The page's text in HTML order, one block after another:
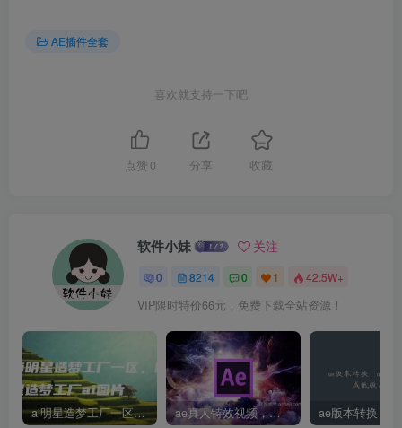
AE插件全套
喜欢就支持一下吧
点赞 0 分享 收藏
软件小妹 关注
0 8214 0 1 42.5W+
VIP限时特价66元，免费下载全站资源！
ai明星造梦工厂一区，明星造梦工厂ai图片 ae真人特效视频，大学生第一次做ppt怎么做